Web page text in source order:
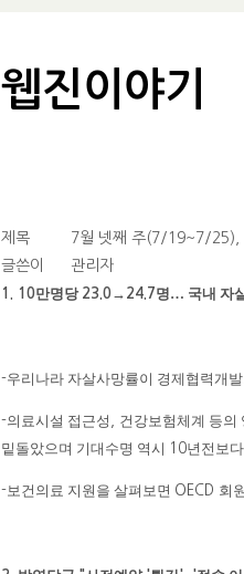
웹진이야기
제목
7월 넷째 주(7/19~7/25),
글쓴이
관리자
1. 10만명당 23.0 → 24.7명… 국내 자
-우리나라 자살사망률이 경제협력개
-의료시설 접근성
건강보험체계 등의
밑돌았으며 기대수명 역시 10년전보
-보건의료 지원을 살펴보면 OECD 회